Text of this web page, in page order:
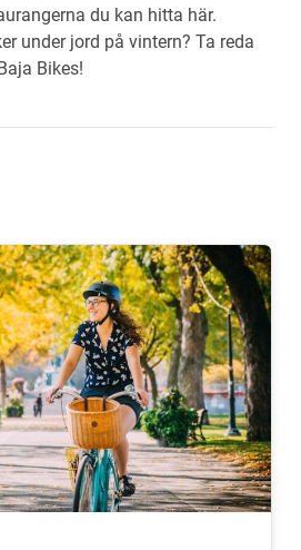
du kan hitta här.
under jord på vintern? Ta reda
Bikes!